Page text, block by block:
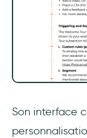
Son interface